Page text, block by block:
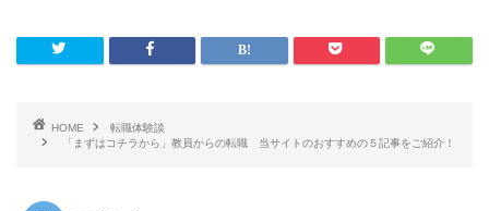
HOME
転職体験談
「まずはコチラから」教員からの転職 当サイトのおすすめの５記事をご紹介！